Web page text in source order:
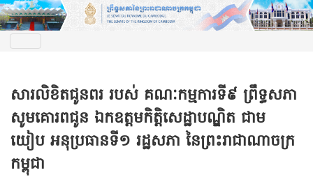
សារលិខិតជូនពរ របស់ គណៈកម្មការទី៩ ព្រឹទ្ធសភា
សូមគោរពជូន ឯកឧត្តមកិត្តិសេដ្ឋាបណ្ឌិត ជាម
យៀប អនុប្រធានទី១ រដ្ឋសភា នៃព្រះរាជាណាចក្រ
កម្ពុជា